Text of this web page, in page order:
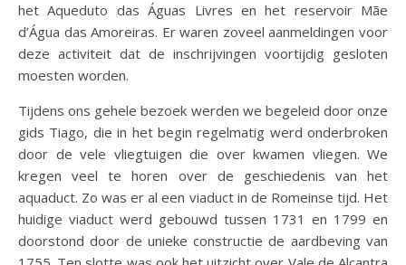
het Aqueduto das Águas Livres en het reservoir Mãe
d’Água das Amoreiras. Er waren zoveel aanmeldingen voor
deze activiteit dat de inschrijvingen voortijdig gesloten
moesten worden.
Tijdens ons gehele bezoek werden we begeleid door onze
gids Tiago, die in het begin regelmatig werd onderbroken
door de vele vliegtuigen die over kwamen vliegen. We
kregen veel te horen over de geschiedenis van het
aquaduct. Zo was er al een viaduct in de Romeinse tijd. Het
huidige viaduct werd gebouwd tussen 1731 en 1799 en
doorstond door de unieke constructie de aardbeving van